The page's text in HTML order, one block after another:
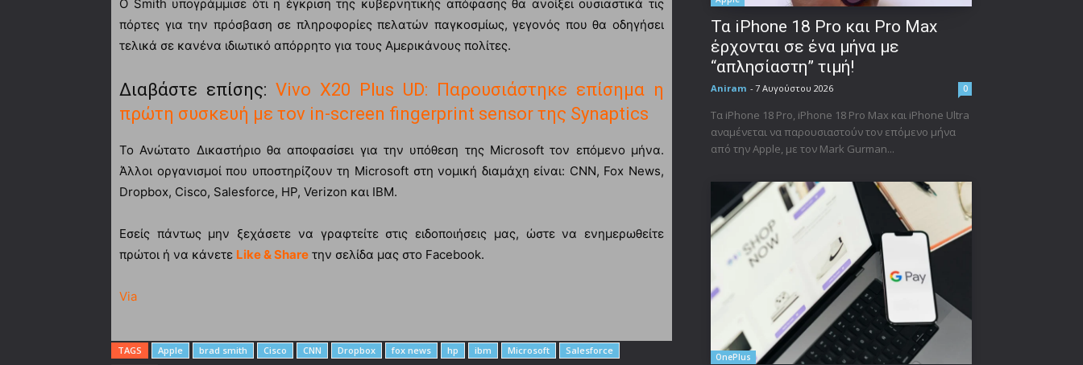
Ο Smith υπογράμμισε ότι η έγκριση της κυβερνητικής απόφασης θα ανοίξει ουσιαστικά τις
πόρτες για την πρόσβαση σε πληροφορίες πελατών παγκοσμίως, γεγονός που θα οδηγήσει
τελικά σε κανένα ιδιωτικό απόρρητο για τους Αμερικάνους πολίτες.
Διαβάστε επίσης: Vivo X20 Plus UD: Παρουσιάστηκε επίσημα η
πρώτη συσκευή με τον in-screen fingerprint sensor της Synaptics
Το Ανώτατο Δικαστήριο θα αποφασίσει για την υπόθεση της Microsoft τον επόμενο μήνα.
Άλλοι οργανισμοί που υποστηρίζουν τη Microsoft στη νομική διαμάχη είναι: CNN, Fox News,
Dropbox, Cisco, Salesforce, HP, Verizon και IBM.
Εσείς πάντως μην ξεχάσετε να γραφτείτε στις ειδοποιήσεις μας, ώστε να ενημερωθείτε
πρώτοι ή να κάνετε Like & Share την σελίδα μας στο Facebook.
Via
TAGS Apple brad smith Cisco CNN Dropbox fox news hp ibm Microsoft
Salesforce
Τα iPhone 18 Pro και Pro Max
έρχονται σε ένα μήνα με
“απλησίαστη” τιμή!
Aniram - 7 Αυγούστου 2026 0
Τα iPhone 18 Pro, iPhone 18 Pro Max και iPhone Ultra
αναμένεται να παρουσιαστούν τον επόμενο μήνα
από την Apple, με τον Mark Gurman...
OnePlus